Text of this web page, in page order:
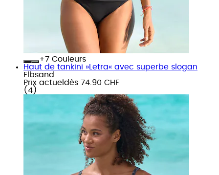
+
Couleurs
Haut de tankini »Letra« avec superbe slogan
Elbsand
Prix actuel dès 74.90 CHF
( 4 )